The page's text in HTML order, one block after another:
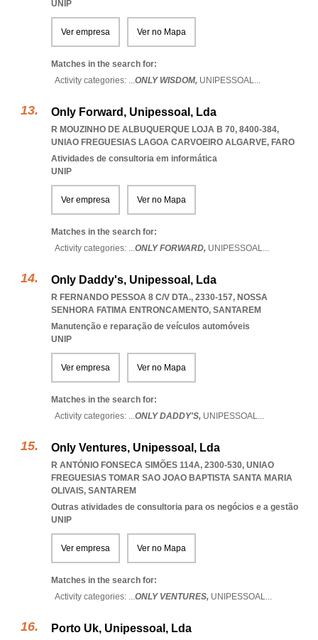
UNIP
Ver empresa Ver no Mapa
Matches in the search for:
Activity categories: ...ONLY WISDOM, UNIPESSOAL...
Only Forward, Unipessoal, Lda
R MOUZINHO DE ALBUQUERQUE LOJA B 70, 8400-384,
UNIAO FREGUESIAS LAGOA CARVOEIRO ALGARVE, FARO
Atividades de consultoria em informática
UNIP
Ver empresa Ver no Mapa
Matches in the search for:
Activity categories: ...ONLY FORWARD, UNIPESSOAL...
Only Daddy's, Unipessoal, Lda
R FERNANDO PESSOA 8 C/V DTA., 2330-157, NOSSA
SENHORA FATIMA ENTRONCAMENTO, SANTAREM
Manutenção e reparação de veículos automóveis
UNIP
Ver empresa Ver no Mapa
Matches in the search for:
Activity categories: ...ONLY DADDY'S, UNIPESSOAL...
Only Ventures, Unipessoal, Lda
R ANTÓNIO FONSECA SIMÕES 114A, 2300-530, UNIAO
FREGUESIAS TOMAR SAO JOAO BAPTISTA SANTA MARIA
OLIVAIS, SANTAREM
Outras atividades de consultoria para os negócios e a gestão
UNIP
Ver empresa Ver no Mapa
Matches in the search for:
Activity categories: ...ONLY VENTURES, UNIPESSOAL...
Porto Uk, Unipessoal, Lda